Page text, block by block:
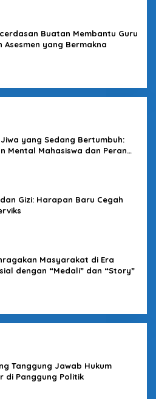
Buatan Membantu Guru
Asesmen yang Bermakna
yang Sedang Bertumbuh:
Mental Mahasiswa dan Peran
dan Gizi: Harapan Baru Cegah
Masyarakat di Era
dengan “Medali” dan “Story”
Tanggung Jawab Hukum
di Panggung Politik